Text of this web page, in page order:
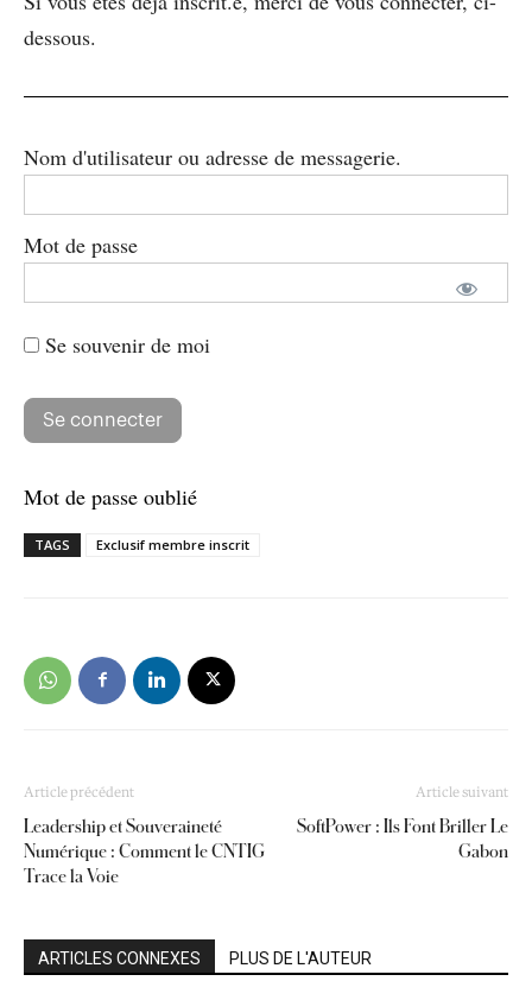
dessous.
Nom d'utilisateur ou adresse de messagerie.
Mot de passe
Se souvenir de moi
Mot de passe oublié
TAGS Exclusif membre inscrit
Article précédent
Leadership et Souveraineté
Numérique : Comment le CNTIG
Trace la Voie
Article suivant
SoftPower : Ils Font Briller Le
Gabon
ARTICLES CONNEXES PLUS DE L'AUTEUR